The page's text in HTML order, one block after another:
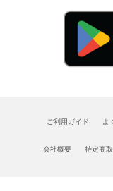
ご利用ガイド よ
会社概要 特定商